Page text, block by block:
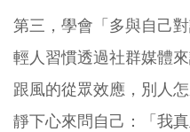
第三，學會「多與自己
輕人習慣透過社群媒體
跟風的從眾效應，別人
靜下心來問自己：「我